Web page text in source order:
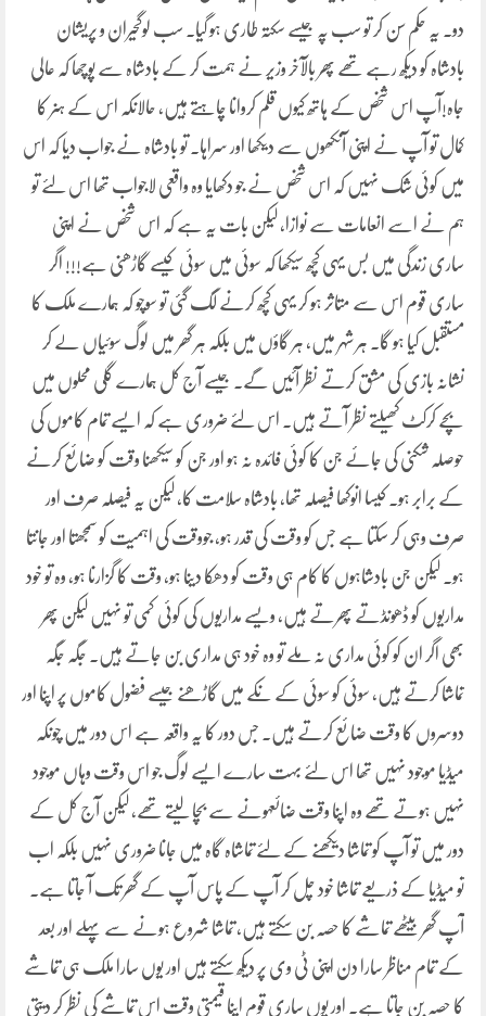
دو۔ یہ حکم سن کر تو سب پہ جیسے سکتہ طاری ہو گیا۔ سب لوگحیران و پریشان
بادشاہ کو دیکھ رہے تھے پھر بالآخر وزیر نے ہمت کر کے بادشاہ سے پوچھا کہ عالی
جاہ!آپ اس شخص کے ہاتھ کیوں قلم کروانا چاہتے ہیں، حالانکہ اس کے ہنر کا
کمال تو آپ نے اپنی آنکھوں سے دیکھا اور سراہا۔ تو بادشاہ نے جواب دیا کہ اس
میں کوئی شک نہیں کہ اس شخص نے جو دکھایا وہ واقعی لاجواب تھا اس لئے تو
ہم نے اسے انعامات سے نوازا، لیکن بات یہ ہے کہ اس شخص نے اپنی
ساری زندگی میں بس یہی کچھ سیکھا کہ سوئی میں سوئی کیسے گاڑھنی ہے!!! اگر
ساری قوم اس سے متاثر ہو کر یہی کچھ کرنے لگ گئی تو سوچو کہ ہمارے ملک کا
مستقبل کیا ہو گا۔ ہر شہر میں، ہر گاؤں میں بلکہ ہر گھر میں لوگ سوئیاں لے کر
نشانہ بازی کی مشق کرتے نظر آئیں گے۔ جیسے آج کل ہمارے گلی محلوں میں
بچے کرکٹ کھیلتے نظر آتے ہیں۔ اس لئے ضروری ہے کہ ایسے تمام کاموں کی
حوصلہ شکنی کی جائے جن کا کوئی فائدہ نہ ہو اور جن کو سیکھنا وقت کو ضائع کرنے
کے برابر ہو۔ کیسا انوکھا فیصلہ تھا، بادشاہ سلامت کا، لیکن یہ فیصلہ صرف اور
صرف وہی کر سکتا ہے جس کو وقت کی قدر ہو، جووقت کی اہمیت کو سمجھتا اور جانتا
ہو۔ لیکن جن بادشاہوں کا کام ہی وقت کو دھکا دینا ہو، وقت کا گزارنا ہو، وہ تو خود
مداریوں کو ڈھونڈتے پھرتے ہیں، ویسے مداریوں کی کوئی کمی تو نہیں لیکن پھر
بھی اگر ان کو کوئی مداری نہ ملے تو وہ خود ہی مداری بن جاتے ہیں۔ جگہ جگہ
تماشا کرتے ہیں، سوئی کو سوئی کے نکے میں گاڑھنے جیسے فضول کاموں پر اپنا اور
دوسروں کا وقت ضائع کرتے ہیں۔ جس دور کا یہ واقعہ ہے اس دور میں چونکہ
میڈیا موجود نہیں تھا اس لئے بہت سارے ایسے لوگ جو اس وقت وہاں موجود
نہیں ہوتے تھے وہ اپنا وقت ضائعہونے سے بچا لیتے تھے، لیکن آج کل کے
دور میں تو آپ کو تماشا دیکھنے کے لئے تماشاہ گاہ میں جانا ضروری نہیں بلکہ اب
تو میڈیا کے ذریعے تماشا خود چل کر آپ کے پاس آپ کے گھر تک آ جاتا ہے۔
آپ گھر بیٹھے تماشے کا حصہ بن سکتے ہیں، تماشا شروع ہونے سے پہلے اور بعد
کے تمام مناظر سارا دن اپنی ٹی وی پر دیکھ سکتے ہیں اور یوں سارا ملک ہی تماشے
کا حصہ بن جاتا ہے۔ اور یوں ساری قوم اپنا قیمتی وقت اس تماشے کی نظر کر دیتی